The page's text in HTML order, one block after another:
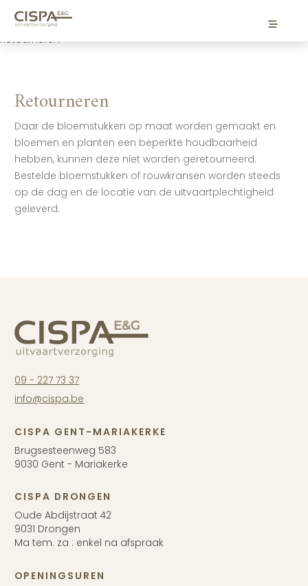
Legal Documents
Retourneren
Retourneren
Daar de bloemstukken op maat worden gemaakt en
bloemen en planten een beperkte houdbaarheid
hebben, kunnen deze niet worden geretourneerd.
Bestelde bloemstukken of rouwkransen worden steeds
op de dag en de locatie van de uitvaartplechtigheid
geleverd.
09 - 227 73 37
info@cispa.be
CISPA GENT-MARIAKERKE
Brugsesteenweg 583
9030 Gent - Mariakerke
CISPA DRONGEN
Oude Abdijstraat 42
9031 Drongen
Ma tem. za : enkel na afspraak
OPENINGSUREN